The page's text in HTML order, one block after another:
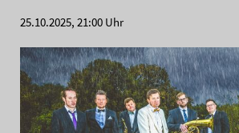
25.10.2025, 21:00 Uhr